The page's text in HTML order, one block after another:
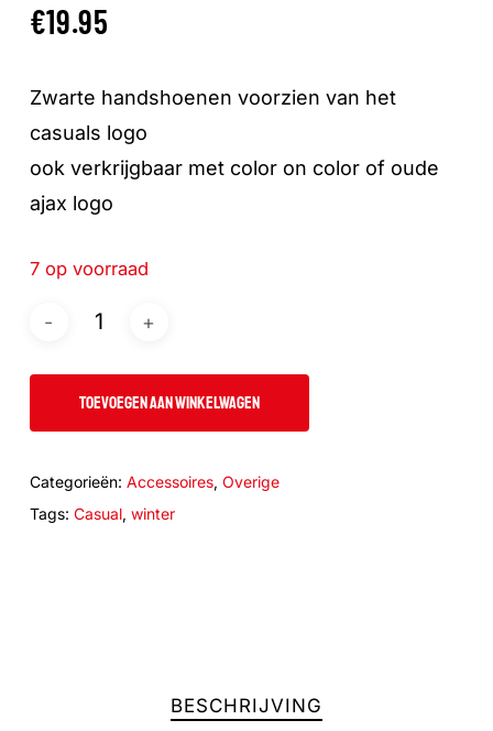
€19.95
Zwarte handshoenen voorzien van het
casuals logo
ook verkrijgbaar met color on color of oude
ajax logo
7 op voorraad
TOEVOEGEN AAN WINKELWAGEN
Categorieën: Accessoires, Overige
Tags: Casual, winter
BESCHRIJVING